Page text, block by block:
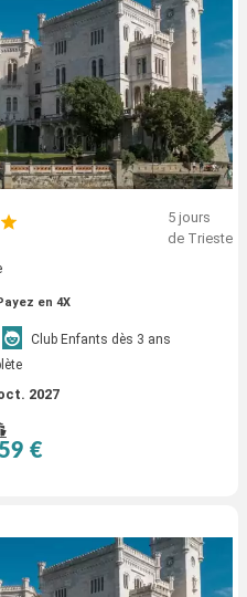
5 jours
de Trieste
en 4X
Club Enfants dès 3 ans
2027
€